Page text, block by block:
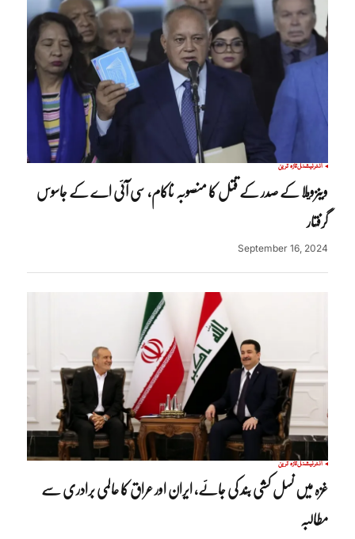
انٹرنیشنلتازہ ترین
وینزويلا کے صدر کے قتل کا منصوبہ ناکام، سی آئی اے کے جاسوس
گرفتار
September 16, 2024
انٹرنیشنلتازہ ترین
غزہ میں نسل کشی بند کی جائے، ایران اور عراق کا عالمی برادری سے
مطالبہ